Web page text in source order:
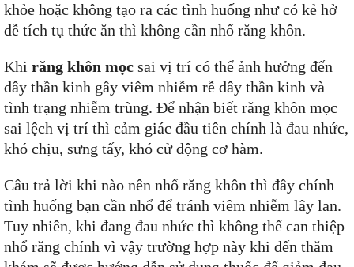
khỏe hoặc không tạo ra các tình huống như có kẻ hở
dễ tích tụ thức ăn thì không cần nhổ răng khôn.
Khi răng khôn mọc sai vị trí có thể ảnh hưởng đến
dây thần kinh gây viêm nhiễm rễ dây thần kinh và
tình trạng nhiễm trùng. Để nhận biết răng khôn mọc
sai lệch vị trí thì cảm giác đầu tiên chính là đau nhức,
khó chịu, sưng tấy, khó cử động cơ hàm.
Câu trả lời khi nào nên nhổ răng khôn thì đây chính
tình huống bạn cần nhổ để tránh viêm nhiễm lây lan.
Tuy nhiên, khi đang đau nhức thì không thể can thiệp
nhổ răng chính vì vậy trường hợp này khi đến thăm